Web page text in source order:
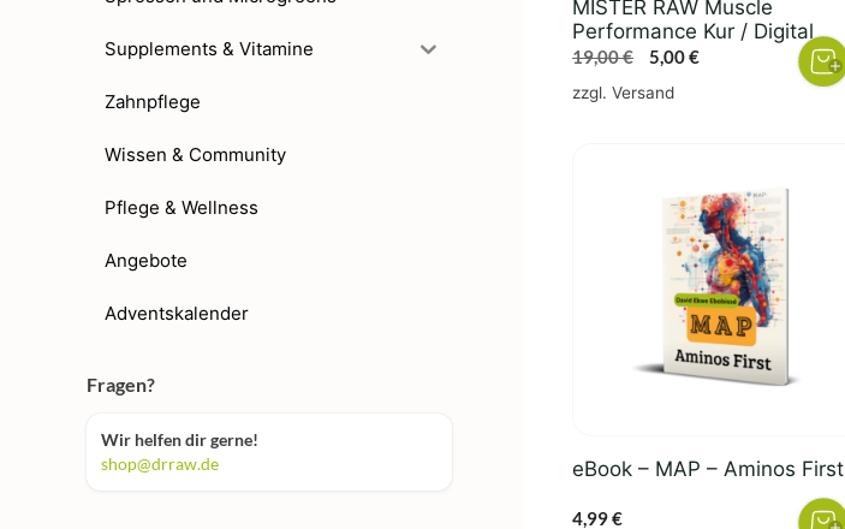
MISTER RAW Muscle
Performance Kur / Digital
19,00€
Ursprünglicher
Preis
5,00€Aktueller
zzgl. Versand
eBook – MAP – Aminos First
4,99€
Supplements & Vitamine
Zahnpflege
Wissen & Community
Pflege & Wellness
Angebote
Adventskalender
Fragen?
Wir helfen dir gerne!
shop@drraw.de